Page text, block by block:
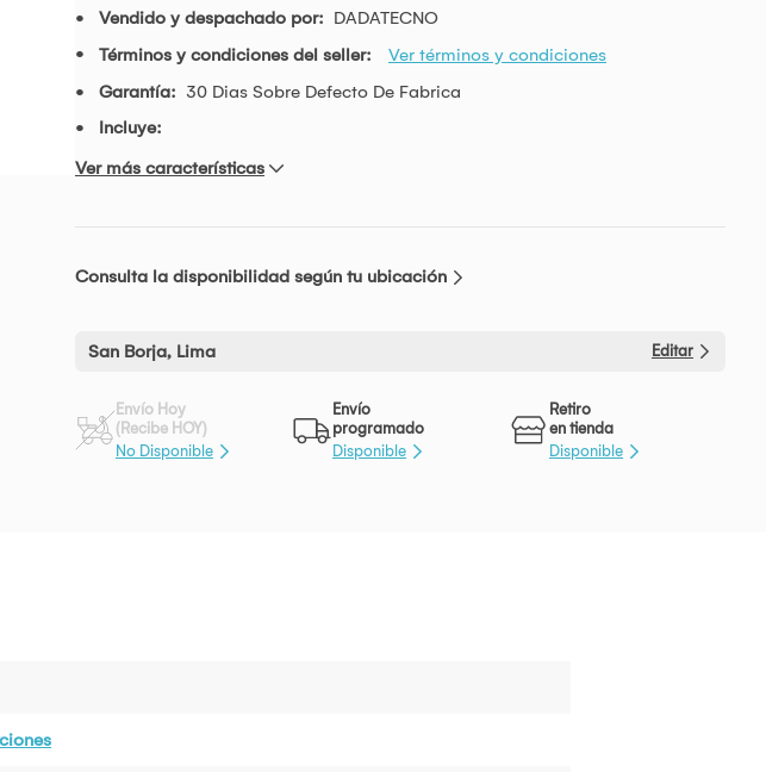
Vendido y despachado por: DADATECNO
Términos y condiciones del seller:
Ver términos y condiciones
Garantía: 30 Dias Sobre Defecto De Fabrica
Incluye:
Ver más características
Consulta la disponibilidad según tu ubicación
San Borja, Lima Editar
Envío Hoy
(Recibe HOY)
No Disponible
Envío
programado
Disponible
Retiro
en tienda
Disponible